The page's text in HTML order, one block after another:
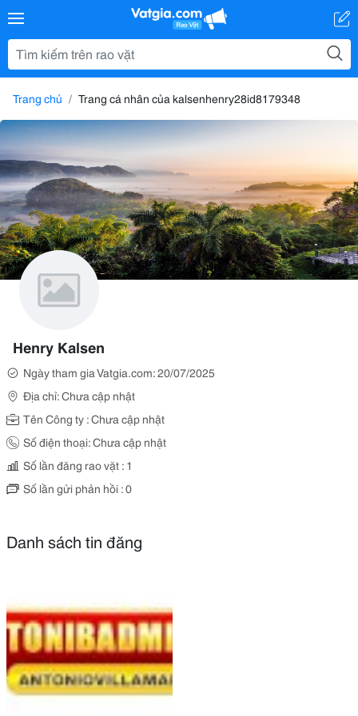
Trang chủ Trang cá nhân của kalsenhenry28id8179348
Henry Kalsen
Ngày tham gia Vatgia.com: 20/07/2025
Địa chỉ: Chưa cập nhật
Tên Công ty : Chưa cập nhật
Số điện thoại: Chưa cập nhật
Số lần đăng rao vặt : 1
Số lần gửi phản hồi : 0
Danh sách tin đăng